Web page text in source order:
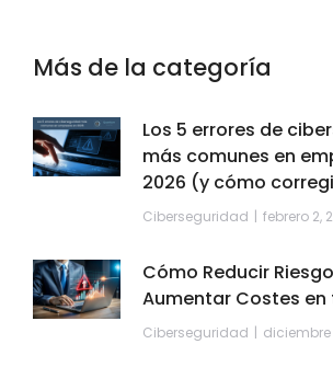
Más de la categoría
Los 5 errores de
más comunes en
2026 (y cómo
Ciberseguridad febrero 2,
Cómo Reducir
Aumentar Costes en
Ciberseguridad diciembre